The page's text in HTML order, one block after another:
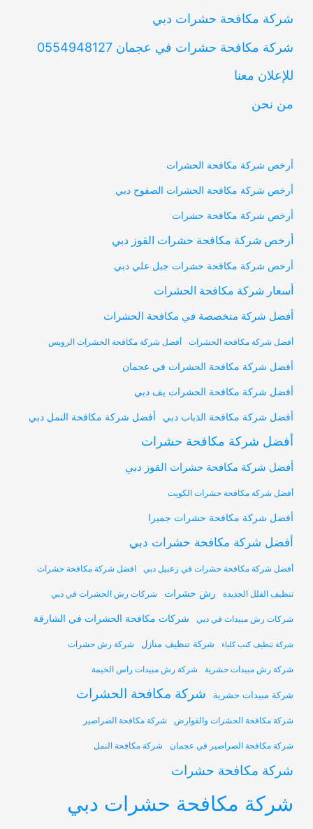
شركة مكافحة حشرات دبي
شركة مكافحة حشرات في عجمان 0554948127
للإعلان معنا
من نحن
أرخص شركة مكافحة الحشرات
أرخص شركة مكافحة الحشرات الصفوح دبي
أرخص شركة مكافحة حشرات
أرخص شركة مكافحة حشرات القوز دبي
أرخص شركة مكافحة حشرات جبل علي دبي
أسعار شركة مكافحة الحشرات
أفضل شركة متخصصة في مكافحة الحشرات
أفضل شركة مكافحة الحشرات أفضل شركة مكافحة الحشرات الرويس
أفضل شركة مكافحة الحشرات في عجمان
أفضل شركة مكافحة الحشرات يف دبي
أفضل شركة مكافحة الذباب دبي أفضل شركة مكافحة النمل دبي
أفضل شركة مكافحة حشرات
أفضل شركة مكافحة حشرات القوز دبي
أفضل شركة مكافحة حشرات الكويت
أفضل شركة مكافحة حشرات جميرا
أفضل شركة مكافحة حشرات دبي
أفضل شركة مكافحة حشرات في زعبيل دبي افضل شركة مكافحة حشرات
تنظيف الفلل الجديدة رش حشرات شركات رش الحشرات في دبي
شركات رش مبيدات في دبي شركات مكافحة الحشرات في الشارقة
شركة تنظيف كنب كلباء شركة تنظيف منازل شركة رش حشرات
شركة رش مبيدات حشرية شركة رش مبيدات راس الخيمة
شركة مبيدات حشرية شركة مكافحة الحشرات
شركة مكافحة الحشرات والقوارض شركة مكافحة الصراصير
شركة مكافحة الصراصير في عجمان شركة مكافحة النمل
شركة مكافحة حشرات
شركة مكافحة حشرات دبي